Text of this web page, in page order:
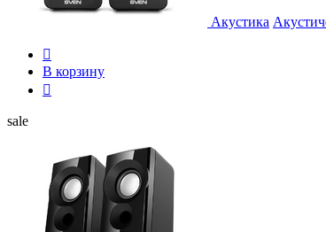
Акустика

В корзину

sale